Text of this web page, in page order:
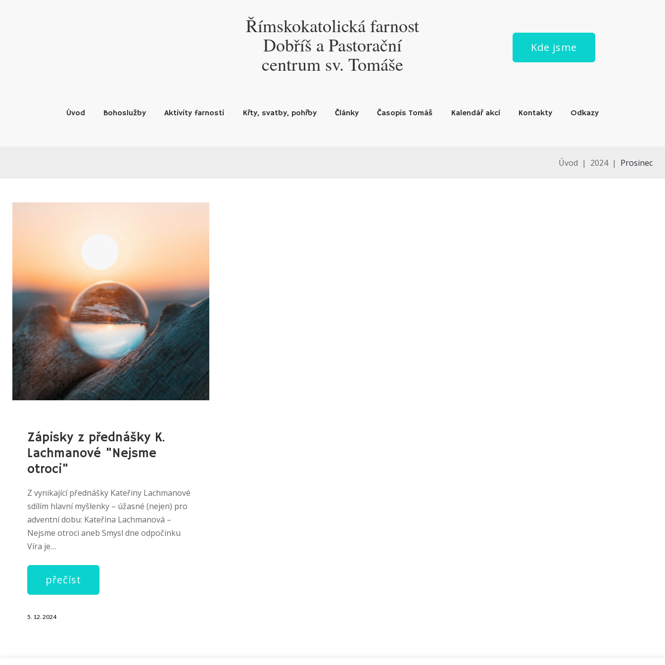
Římskokatolická farnost
Dobříš a Pastorační
centrum sv. Tomáše
Kde jsme
Úvod Bohoslužby Aktivity farnosti Křty, svatby, pohřby Články Časopis Tomáš Kalendář akcí Kontakty Odkazy
Úvod | 2024 | Prosinec
MĚSÍC:
PROSINEC
2024
Zápisky z přednášky K.
Lachmanové "Nejsme
otroci"
Z vynikající přednášky Kateřiny Lachmanové
sdílím hlavní myšlenky – úžasné (nejen) pro
adventní dobu: Kateřina Lachmanová –
Nejsme otroci aneb Smysl dne odpočinku
Víra je…
přečíst
5. 12. 2024